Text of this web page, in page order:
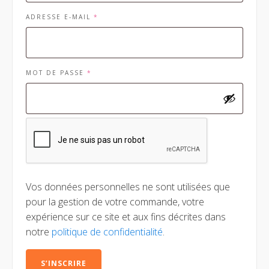
ADRESSE E-MAIL*
MOT DE PASSE*
Vos données personnelles ne sont utilisées que
pour la gestion de votre commande, votre
expérience sur ce site et aux fins décrites dans
notre politique de confidentialité.
S’INSCRIRE